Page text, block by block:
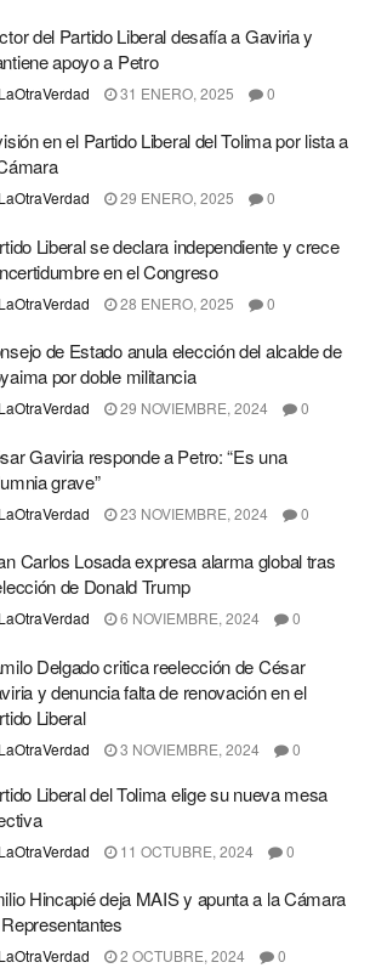
del Partido Liberal desafía a Gaviria y
apoyo a Petro
LaOtraVerdad 31 ENERO, 2025 0
en el Partido Liberal del Tolima por lista a
LaOtraVerdad 29 ENERO, 2025 0
Liberal se declara independiente y crece
en el Congreso
LaOtraVerdad 28 ENERO, 2025 0
de Estado anula elección del alcalde de
por doble militancia
LaOtraVerdad 29 NOVIEMBRE, 2024 0
Gaviria responde a Petro: “Es una
grave”
LaOtraVerdad 23 NOVIEMBRE, 2024 0
Carlos Losada expresa alarma global tras
de Donald Trump
LaOtraVerdad 6 NOVIEMBRE, 2024 0
Delgado critica reelección de César
y denuncia falta de renovación en el
Liberal
LaOtraVerdad 3 NOVIEMBRE, 2024 0
Liberal del Tolima elige su nueva mesa
LaOtraVerdad 11 OCTUBRE, 2024 0
Hincapié deja MAIS y apunta a la Cámara
LaOtraVerdad 2 OCTUBRE, 2024 0